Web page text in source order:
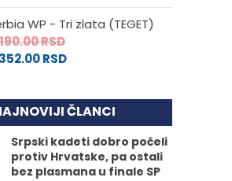
WP - Tri zlata (TEGET)
RSD
RSD
ČLANCI
Srpski kadeti dobro počeli
protiv Hrvatske, pa ostali
bez plasmana u finale SP